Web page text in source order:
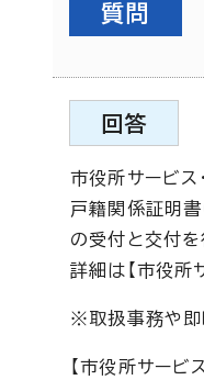
質問
回答
市役所サービス
戸籍関係証明書
の受付と交付を
詳細は【市役所
※取扱事務や即
【市役所サー